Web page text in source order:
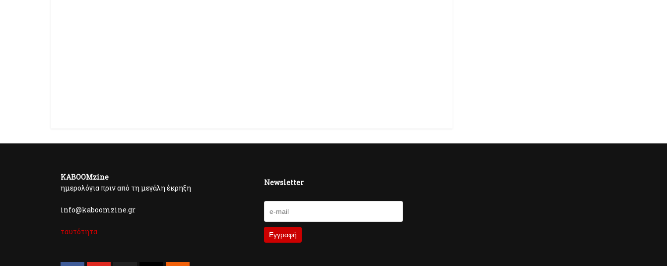
KABOOMzine
ημερολόγια πριν από τη μεγάλη έκρηξη
info@kaboomzine.gr
ταυτότητα
Newsletter